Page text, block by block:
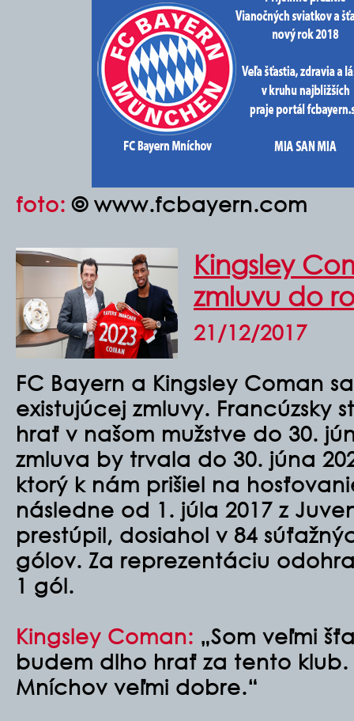
foto:© www.fcbayern.com
Kingsley
zmluvu do
21/12/2017
FC Bayern a Kingsley Coman
existujúcej zmluvy. Francúzsky
hrať v našom mužstve do 30.
zmluva by trvala do 30. júna
ktorý k nám prišiel na
následne od 1. júla 2017 z
prestúpil, dosiahol v 84
gólov. Za reprezentáciu
1 gól.
Kingsley Coman: „Som veľmi
budem dlho hrať za tento klub.
Mníchov veľmi dobre.“